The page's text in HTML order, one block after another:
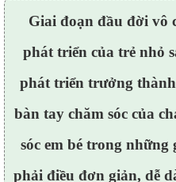
Giai đoạn đầu đời vô
phát triển của trẻ nhỏ
phát triển trưởng
bàn tay chăm sóc của
sóc em bé trong
phải điều đơn giản, dễ